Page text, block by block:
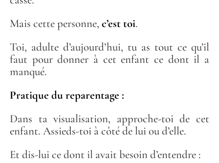
Mais cette personne, c’est toi.
Toi, adulte d’aujourd’hui, tu as tout ce qu’il
faut pour donner à cet enfant ce dont il a
manqué.
Pratique du reparentage :
Dans ta visualisation, approche-toi de cet
enfant. Assieds-toi à côté de lui ou d’elle.
Et dis-lui ce dont il avait besoin d’entendre :